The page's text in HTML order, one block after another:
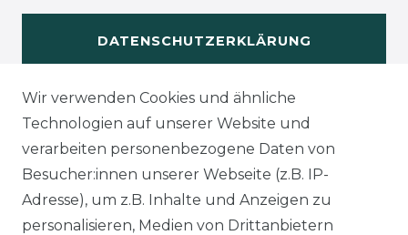
DATENSCHUTZERKLÄRUNG
WIDERUFSRECHT
KONTAKT
Wir verwenden Cookies und ähnliche
Technologien auf unserer Website und
verarbeiten personenbezogene Daten von
Besucher:innen unserer Webseite (z.B. IP-
Adresse), um z.B. Inhalte und Anzeigen zu
personalisieren, Medien von Drittanbietern